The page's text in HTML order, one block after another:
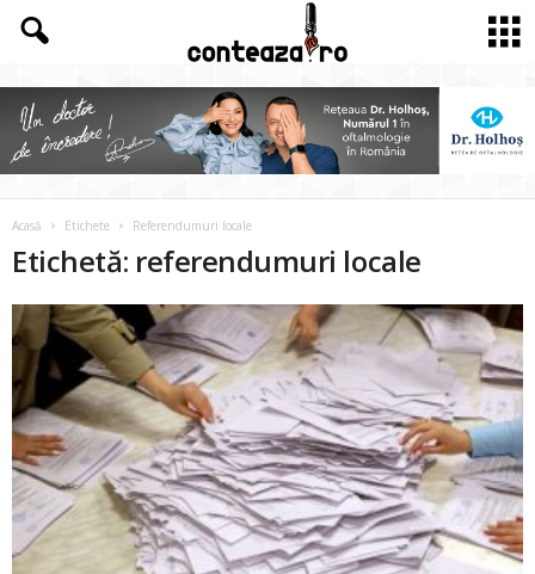
Acasă Etichete Referendumuri locale
Etichetă: referendumuri locale